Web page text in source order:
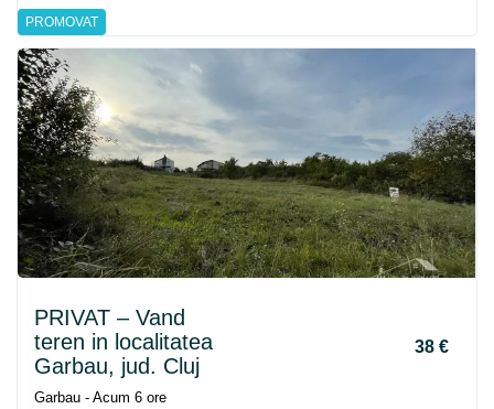
PROMOVAT
PRIVAT – Vand
teren in localitatea
Garbau, jud. Cluj
38 €
Garbau - Acum 6 ore